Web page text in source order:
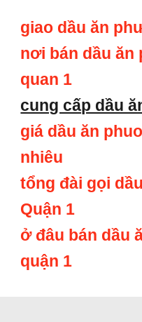
giao dầu ăn
nơi bán dầu
quan 1
cung cấp dầu
giá dầu ăn
nhiêu
tổng đài gọi
Quận 1
ở đâu bán dầu
quận 1